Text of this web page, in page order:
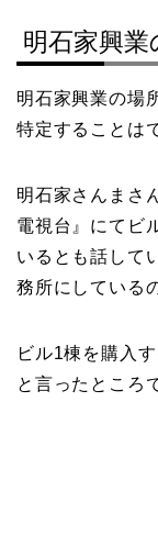
明石家興業
明石家興業の場
特定することは
明石家さんまさ
電視台』にてビ
いるとも話して
務所にしている
ビル1棟を購入
と言ったところ